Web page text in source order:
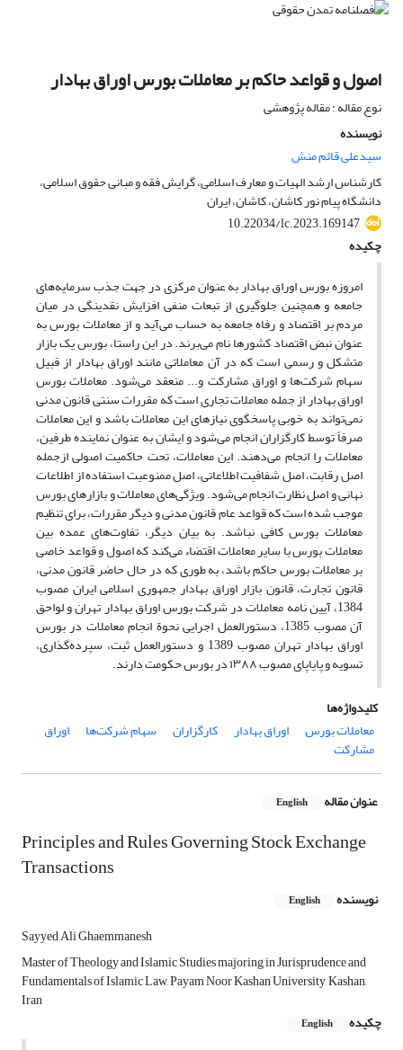
اصول و قواعد حاکم بر معاملات بورس اوراق بهادار
نوع مقاله : مقاله پژوهشی
نویسنده
سیدعلی قائم منش
کارشناس ارشد الهیات و معارف اسلامی، گرایش فقه و مبانی حقوق اسلامی،
دانشگاه پیام نور کاشان، کاشان، ایران
10.22034/lc.2023.169147
چکیده
امروزه بورس اوراق بهادار به عنوان مرکزی در جهت جذب سرمایه‌های
جامعه و همچنین جلوگیری از تبعات منفی افزایش نقدینگی در میان
مردم بر اقتصاد و رفاه جامعه به حساب می‌آید و از معاملات بورس به
عنوان نبض اقتصاد کشورها نام می‌برند. در این راستا، بورس یک بازار
متشکل و رسمی است که در آن معاملاتی مانند اوراق بهادار از قبیل
سهام شرکت‌ها و اوراق مشارکت و... منعقد می‌شود. معاملات بورس
اوراق بهادار از جمله معاملات تجاری است که مقررات سنتی قانون مدنی
نمی‌تواند به خوبی پاسخگوی نیازهای این معاملات باشد و این معاملات
صرفاً توسط کارگزاران انجام می‌شود و ایشان به عنوان نماینده طرفین،
معاملات را انجام می‌دهند. این معاملات، تحت حاکمیت اصولی ازجمله
اصل رقابت، اصل شفافیت اطلاعاتی، اصل ممنوعیت استفاده از اطلاعات
نهانی و اصل نظارت انجام می‌شود. ویژگی‌های معاملات و بازارهای بورس
موجب شده است که قواعد عام قانون مدنی و دیگر مقررات، برای تنظیم
معاملات بورس کافی نباشد. به بیان دیگر، تفاوت‌های عمده بین
معاملات بورس با سایر معاملات اقتضاء می‌کند که اصول و قواعد خاصی
بر معاملات بورس حاکم باشد، به طوری که در حال حاضر قانون مدنی،
قانون تجارت، قانون بازار اوراق بهادار جمهوری اسلامی ایران مصوب
1384، آیین نامه معاملات در شرکت بورس اوراق بهادار تهران و لواحق
آن مصوب 1385، دستورالعمل اجرایی نحوة انجام معاملات در بورس
اوراق بهادار تهران مصوب 1389 و دستور‌العمل ثبت، سپرده‌گذاری،
تسویه و پایاپای مصوب ۱۳۸۸ در بورس حکومت دارند.
کلیدواژه‌ها
معاملات بورس
اوراق بهادار کارگزاران سهام شرکت‌ها اوراق
مشارکت
عنوان مقاله English
Principles and Rules Governing Stock Exchange
Transactions
نویسنده English
Sayyed Ali Ghaemmanesh
Master of Theology and Islamic Studies majoring in Jurisprudence and
Fundamentals of Islamic Law, Payam Noor Kashan University, Kashan,
Iran
چکیده
English